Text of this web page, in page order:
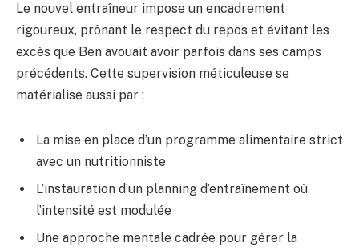
Le nouvel entraîneur impose un encadrement
rigoureux, prônant le respect du repos et évitant les
excès que Ben avouait avoir parfois dans ses camps
précédents. Cette supervision méticuleuse se
matérialise aussi par :
La mise en place d’un programme alimentaire strict
avec un nutritionniste
L’instauration d’un planning d’entraînement où
l’intensité est modulée
Une approche mentale cadrée pour gérer la